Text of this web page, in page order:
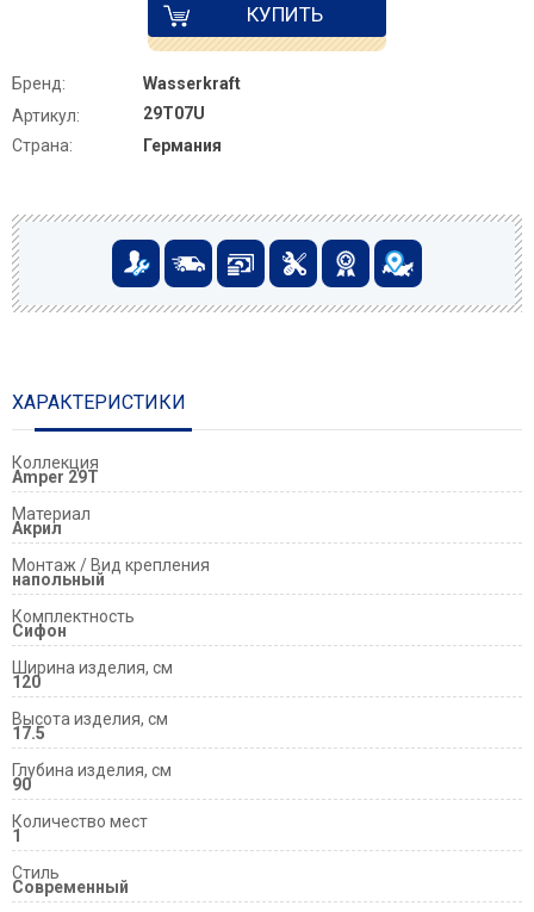
КУПИТЬ
Бренд:
Wasserkraft
Артикул:
29T07U
Страна:
Германия
ХАРАКТЕРИСТИКИ
Коллекция
Amper 29T
Материал
Акрил
Монтаж / Вид крепления
напольный
Комплектность
Сифон
Ширина изделия, см
120
Высота изделия, см
17.5
Глубина изделия, см
90
Количество мест
1
Стиль
Современный